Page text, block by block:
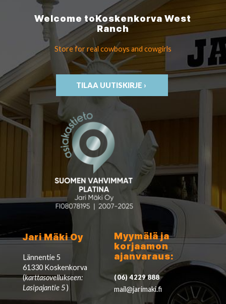
Welcome toKoskenkorvaWest
Ranch
Store for real cowboys and cowgirls
TILAA UUTISKIRJE ›
Jari Mäki Oy
Lännentie 5
61330 Koskenkorva
(karttasovellukseen:
Lasipajantie 5)
Myymälä ja
korjaamon
ajanvaraus:
(06) 4229 888
mail@jarimaki.fi